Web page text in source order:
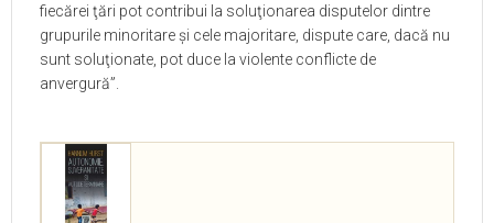
fiecărei ţări pot contribui la soluţionarea disputelor dintre
grupurile minoritare şi cele majoritare, dispute care, dacă nu
sunt soluţionate, pot duce la violente conflicte de
anvergură”.